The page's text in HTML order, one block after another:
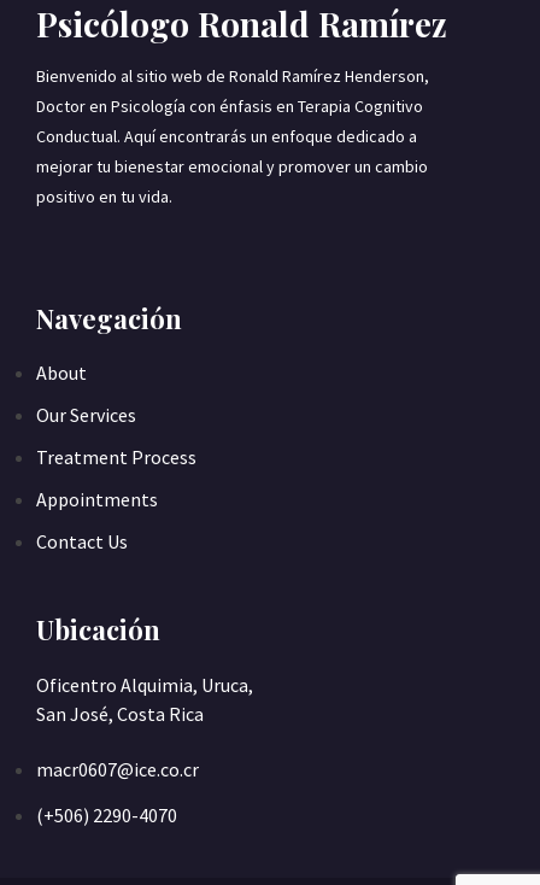
Psicólogo Ronald Ramírez
Bienvenido al sitio web de Ronald Ramírez Henderson,
Doctor en Psicología con énfasis en Terapia Cognitivo
Conductual. Aquí encontrarás un enfoque dedicado a
mejorar tu bienestar emocional y promover un cambio
positivo en tu vida.
Navegación
About
Our Services
Treatment Process
Appointments
Contact Us
Ubicación
Oficentro Alquimia, Uruca,
San José, Costa Rica
macr0607@ice.co.cr
(+506) 2290-4070